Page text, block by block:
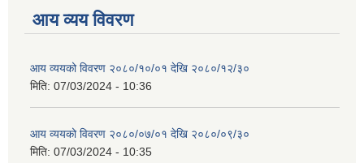
आय व्यय विवरण
आय व्ययको विवरण २०८०/१०/०१ देखि २०८०/१२/३०
मिति: 07/03/2024 - 10:36
आय व्ययको विवरण २०८०/०७/०१ देखि २०८०/०९/३०
मिति: 07/03/2024 - 10:35